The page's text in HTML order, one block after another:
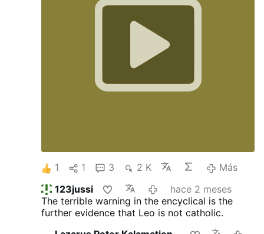
1 1 3 2 K
Más
123jussi
hace 2 meses
The terrible warning in the encyclical is the
further evidence that Leo is not catholic.